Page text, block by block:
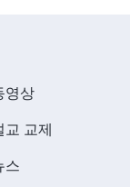
하지 않을 거
더 가져가셔
느냐? 단언컨
영상
교 교제
스